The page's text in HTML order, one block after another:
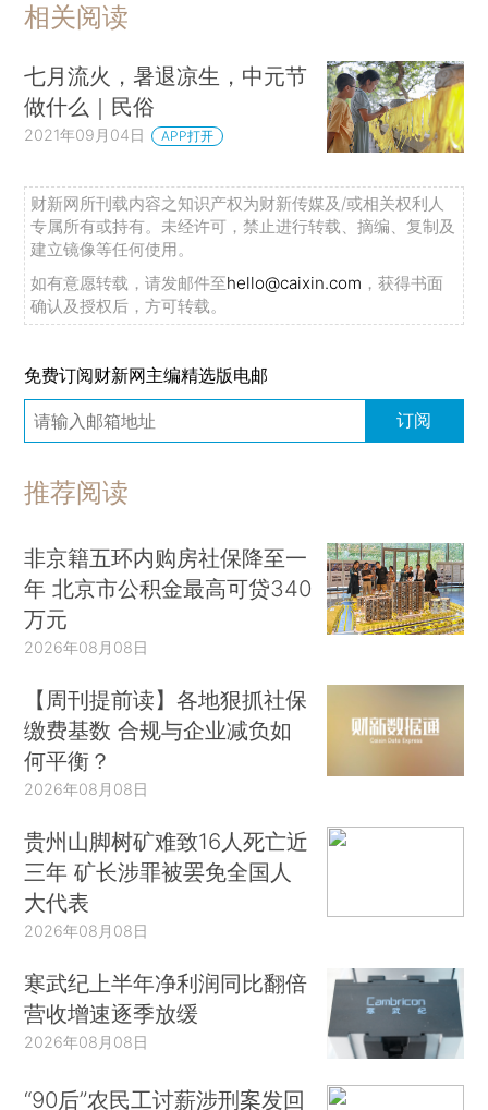
相关阅读
七月流火，暑退凉生，中元节
做什么｜民俗
2021年09月04日 APP打开
财新网所刊载内容之知识产权为财新传媒及/或相关权利人
专属所有或持有。未经许可，禁止进行转载、摘编、复制及
建立镜像等任何使用。
如有意愿转载，请发邮件至hello@caixin.com ，获得书面
确认及授权后，方可转载。
免费订阅财新网主编精选版电邮
订阅
推荐阅读
非京籍五环内购房社保降至一
年 北京市公积金最高可贷340
万元
2026年08月08日
【周刊提前读】各地狠抓社保
缴费基数 合规与企业减负如
何平衡？
2026年08月08日
贵州山脚树矿难致16人死亡近
三年 矿长涉罪被罢免全国人
大代表
2026年08月08日
寒武纪上半年净利润同比翻倍
营收增速逐季放缓
2026年08月08日
“90后”农民工讨薪涉刑案发回